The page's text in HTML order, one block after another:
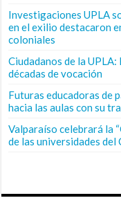
Investigaciones UPLA
en el exilio destacaron
coloniales
Ciudadanos de la
décadas de vocación
Futuras educadoras de
hacia las aulas con su
Valparaíso celebrará la
de las universidades del